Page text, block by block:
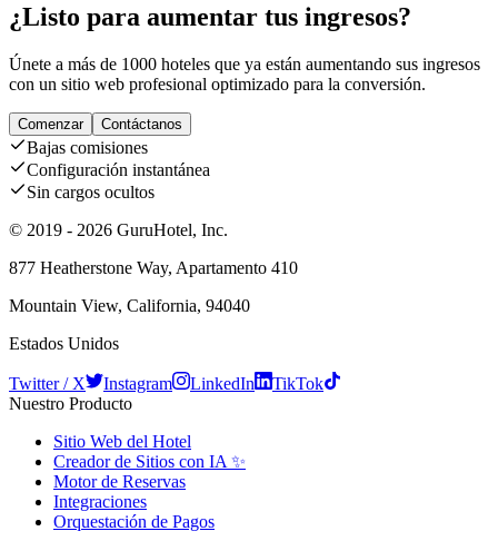
¿Listo para aumentar tus ingresos?
Únete a más de 1000 hoteles que ya están aumentando sus ingresos
con un sitio web profesional optimizado para la conversión.
Comenzar Contáctanos
Bajas comisiones
Configuración instantánea
Sin cargos ocultos
© 2019 - 2026 GuruHotel, Inc.
877 Heatherstone Way, Apartamento 410
Mountain View, California, 94040
Estados Unidos
Twitter / X Instagram LinkedIn
TikTok
Nuestro Producto
Sitio Web del Hotel
Creador de Sitios con IA ✨
Motor de Reservas
Integraciones
Orquestación de Pagos